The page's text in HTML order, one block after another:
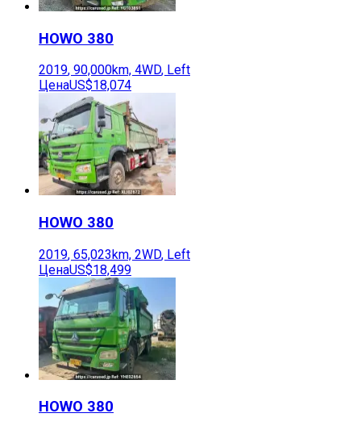
HOWO 380
2019, 90,000km, 4WD, Left
ЦенаUS$18,074
HOWO 380
2019, 65,023km, 2WD, Left
ЦенаUS$18,499
HOWO 380